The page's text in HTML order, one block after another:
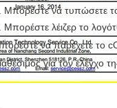
Μπορέστε να τυπώσετε
Μπορέστε λέιζερ το
να παρέχετε το
για τον έλεγχο